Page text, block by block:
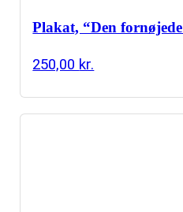
Plakat, “Den
250,00 kr.